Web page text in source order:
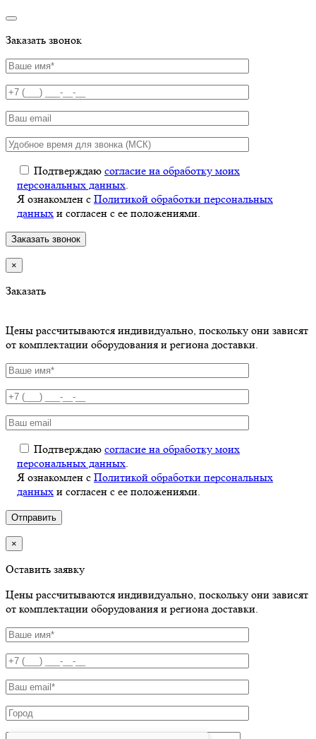
Заказать звонок
Подтверждаю согласие на обработку моих
персональных данных
Я ознакомлен с Политикой обработки персональных
данных и согласен с ее положениями.
×
Заказать
Цены рассчитываются индивидуально, поскольку они зависят
от комплектации оборудования и региона доставки.
Подтверждаю согласие на обработку моих
персональных данных
Я ознакомлен с Политикой обработки персональных
данных и согласен с ее положениями.
×
Оставить заявку
Цены рассчитываются индивидуально, поскольку они зависят
от комплектации оборудования и региона доставки.